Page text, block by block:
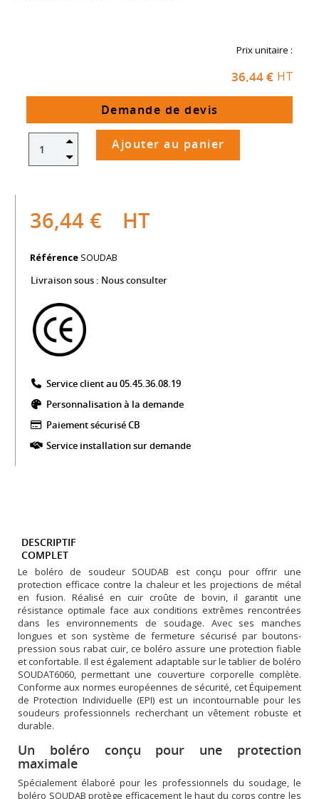
Prix unitaire :
36,44 € HT
Demande de devis
Ajouter au panier
36,44 € HT
Référence SOUDAB
Livraison sous : Nous consulter
Service client au 05.45.36.08.19​
Personnalisation à la demande
Paiement sécurisé CB​
Service installation sur demande
DESCRIPTIF
COMPLET
Le boléro de soudeur SOUDAB est conçu pour offrir une
protection efficace contre la chaleur et les projections de métal
en fusion. Réalisé en cuir croûte de bovin, il garantit une
résistance optimale face aux conditions extrêmes rencontrées
dans les environnements de soudage. Avec ses manches
longues et son système de fermeture sécurisé par boutons-
pression sous rabat cuir, ce boléro assure une protection fiable
et confortable. Il est également adaptable sur le tablier de boléro
SOUDAT6060, permettant une couverture corporelle complète.
Conforme aux normes européennes de sécurité, cet Équipement
de Protection Individuelle (EPI) est un incontournable pour les
soudeurs professionnels recherchant un vêtement robuste et
durable.
Un boléro conçu pour une protection
maximale
Spécialement élaboré pour les professionnels du soudage, le
boléro SOUDAB protège efficacement le haut du corps contre les